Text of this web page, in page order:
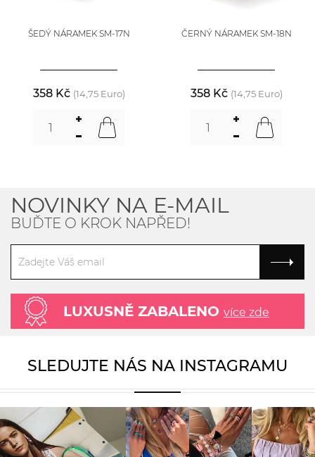
ŠEDÝ NÁRAMEK SM-17N
358 Kč (14,75 Euro)
ČERNÝ NÁRAMEK SM-18N
358 Kč (14,75 Euro)
NOVINKY NA E-MAIL
BUĎTE O KROK NAPŘED!
LUXUSNĚ ZABALENO více zde
SLEDUJTE NÁS NA INSTAGRAMU